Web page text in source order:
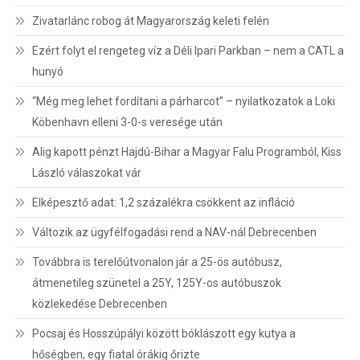
Zivatarlánc robog át Magyarország keleti felén
Ezért folyt el rengeteg víz a Déli Ipari Parkban – nem a CATL a
hunyó
“Még meg lehet fordítani a párharcot” – nyilatkozatok a Loki
Köbenhavn elleni 3-0-s veresége után
Alig kapott pénzt Hajdú-Bihar a Magyar Falu Programból, Kiss
László válaszokat vár
Elképesztő adat: 1,2 százalékra csökkent az infláció
Változik az ügyfélfogadási rend a NAV-nál Debrecenben
Továbbra is terelőútvonalon jár a 25-ös autóbusz,
átmenetileg szünetel a 25Y, 125Y-os autóbuszok
közlekedése Debrecenben
Pocsaj és Hosszúpályi között bóklászott egy kutya a
hőségben, egy fiatal órákig őrizte